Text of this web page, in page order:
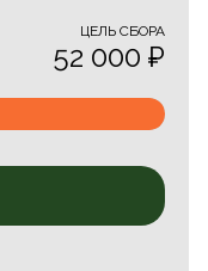
ЦЕЛЬ СБОРА
52 000 ₽